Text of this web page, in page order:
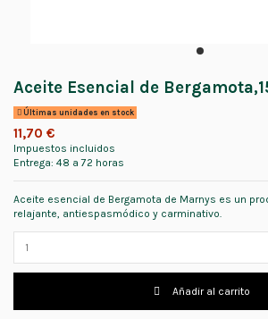
Aceite Esencial de
Últimas unidades en stock
11,70 €
Impuestos incluidos
Entrega: 48 a 72 horas
Aceite esencial de Bergamota de Marnys es un
relajante, antiespasmódico y carminativo.
Añadir al carrito